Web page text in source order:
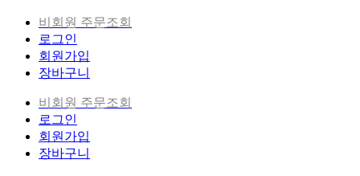
비회원 주문조회
로그인
회원가입
장바구니
비회원 주문조회
로그인
회원가입
장바구니